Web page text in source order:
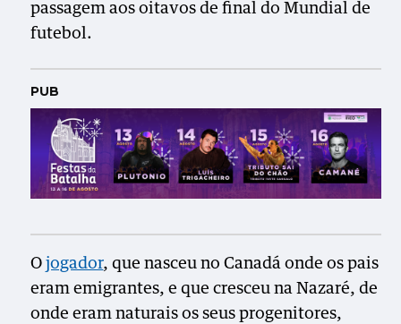
passagem aos oitavos de final do Mundial de
futebol.
PUB
Ojogador, que nasceu no Canadá onde os pais
eram emigrantes, e que cresceu na Nazaré, de
onde eram naturais os seus progenitores,